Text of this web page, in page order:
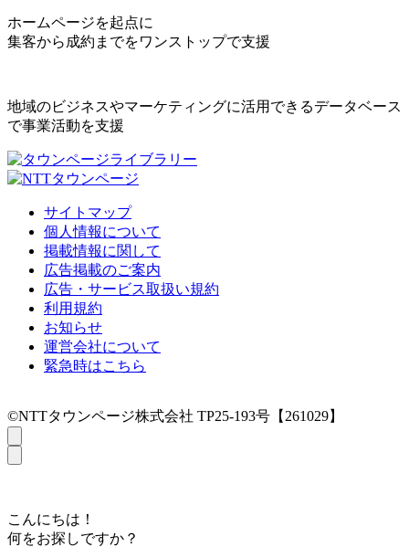
ホームページを起点に
集客から成約までをワンストップで支援
地域のビジネスやマーケティングに活用できるデータベース
で事業活動を支援
サイトマップ
個人情報について
掲載情報に関して
広告掲載のご案内
広告・サービス取扱い規約
利用規約
お知らせ
運営会社について
緊急時はこちら
©NTTタウンページ株式会社 TP25-193号【261029】
こんにちは！
何をお探しですか？